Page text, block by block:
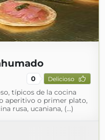
0 Delicioso
típicos de la cocina
aperitivo o primer plato,
rusa, ucaniana, (...)